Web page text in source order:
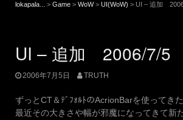
lokapala... > Game > WoW> UI(WoW) > UI – 追加
UI – 追加 2006/7/5
2006年7月5日 TRUTH
ずっとCT＆ﾃﾞﾌｫﾙﾄのAcrionBarを使ってき
最近その大きさや幅が邪魔になってきて新